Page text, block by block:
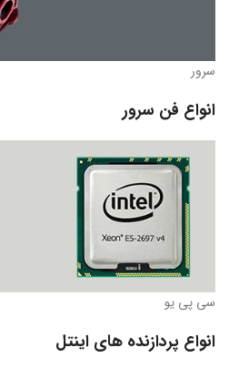
سرور
انواع فن سرور
سی پی یو
انواع پردازنده های اینتل